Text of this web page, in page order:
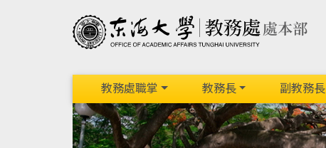
教務處職掌 教務長 副教務長